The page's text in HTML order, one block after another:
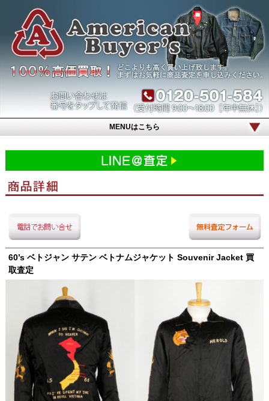
MENUはこちら
60’s ベトジャン サテン ベトナムジャケット Souvenir Jacket 買
取査定